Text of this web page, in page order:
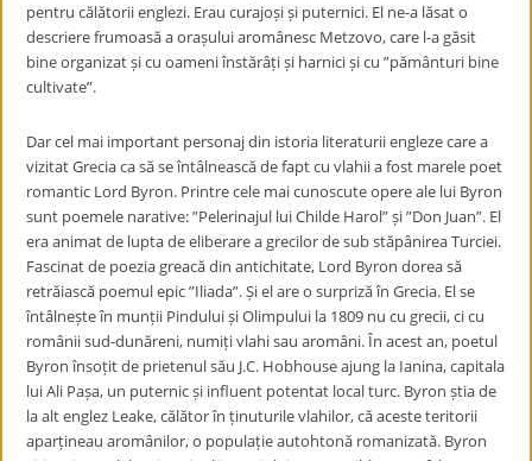
pentru călătorii englezi. Erau curajoși și puternici. El ne-a lăsat o
descriere frumoasă a orașului aromânesc Metzovo, care l-a găsit
bine organizat și cu oameni înstărâți și harnici și cu ”pământuri bine
cultivate”.
Dar cel mai important personaj din istoria literaturii engleze care a
vizitat Grecia ca să se întâlnească de fapt cu vlahii a fost marele poet
romantic Lord Byron. Printre cele mai cunoscute opere ale lui Byron
sunt poemele narative: ”Pelerinajul lui Childe Harol” și ”Don Juan”. El
era animat de lupta de eliberare a grecilor de sub stăpânirea Turciei.
Fascinat de poezia greacă din antichitate, Lord Byron dorea să
retrăiască poemul epic ”Iliada”. Și el are o surpriză în Grecia. El se
întâlnește în munții Pindului și Olimpului la 1809 nu cu grecii, ci cu
românii sud-dunăreni, numiți vlahi sau aromâni. În acest an, poetul
Byron însoțit de prietenul său J.C. Hobhouse ajung la Ianina, capitala
lui Ali Pașa, un puternic și influent potentat local turc. Byron știa de
la alt englez Leake, călător în ținuturile vlahilor, că aceste teritorii
aparțineau aromânilor, o populație autohtonă romanizată. Byron